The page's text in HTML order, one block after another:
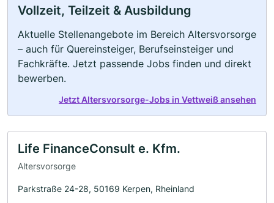
Vollzeit, Teilzeit & Ausbildung
Aktuelle Stellenangebote im Bereich Altersvorsorge
– auch für Quereinsteiger, Berufseinsteiger und
Fachkräfte. Jetzt passende Jobs finden und direkt
bewerben.
Jetzt Altersvorsorge-Jobs in Vettweiß ansehen
Life FinanceConsult e. Kfm.
Altersvorsorge
Parkstraße 24-28, 50169 Kerpen, Rheinland